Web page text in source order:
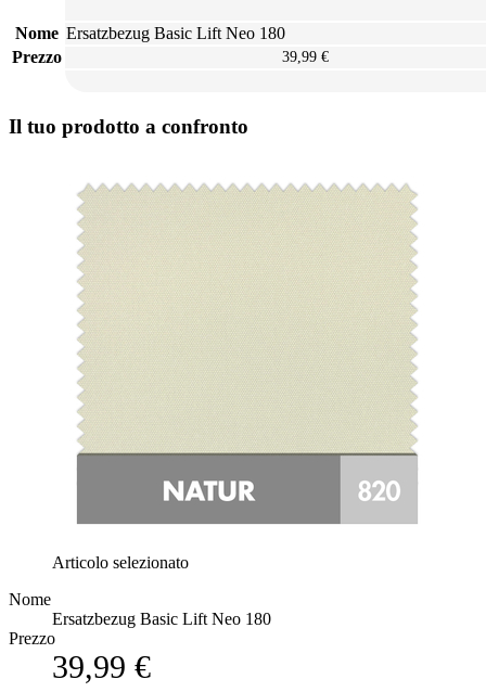
Nome Ersatzbezug Basic Lift Neo 180
Prezzo
39,99 €
Il tuo prodotto a confronto
Articolo selezionato
Nome
Ersatzbezug Basic Lift Neo 180
Prezzo
39,99 €